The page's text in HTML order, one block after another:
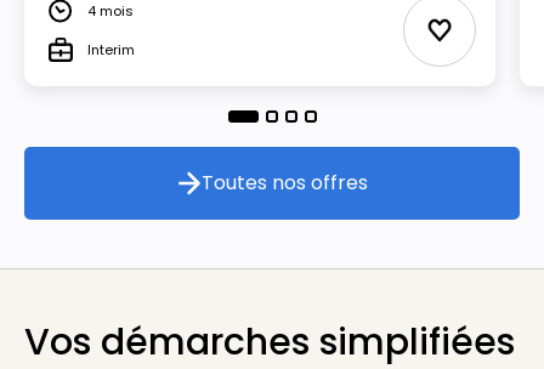
Durée4 mois
TypeInterim Ajouter
Toutes nos offres
Toutes nos offres
Vos démarches simplifiées